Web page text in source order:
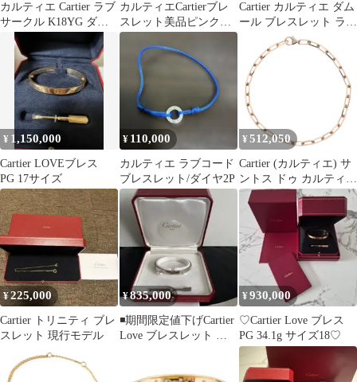
カルティエ Cartier ラブ
サークル K18YG ダイ
ヤモンド ブレスレット
カルティエCartierブレ
スレット美品ピンクゴ
ールド保証書有ドゥー
ブルC
Cartier カルティエ ダム
ール ブレスレット ラー
¥ 1,150,000
Cartier LOVEブレス
PG 17サイズ
¥ 110,000
カルティエ ラブコード
ブレスレット/ダイヤ2P
¥ 512,050
Cartier (カルティエ) サ
ントス ドゥ カルティエ
スモール チェーン ブレ
スレット K18PG ピンク
ゴールド
¥225,000
Cartier トリニティ ブレ
スレット 現行モデル
¥835,000
◾️期間限定値下げCartier
Love ブレスレット ホ
¥930,000
♡Cartier Love ブレス
PG 34.1g サイズ18♡